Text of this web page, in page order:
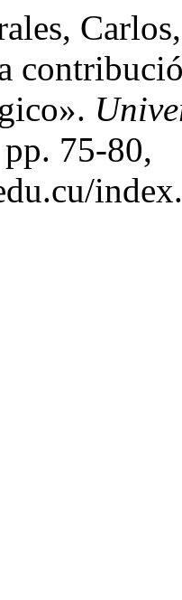
75-80,